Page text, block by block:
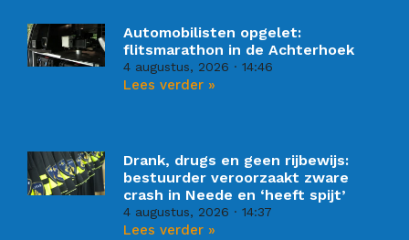
Automobilisten opgelet:
flitsmarathon in de Achterhoek
4 augustus, 2026 14:46
Lees verder »
Drank, drugs en geen rijbewijs:
bestuurder veroorzaakt zware
crash in Neede en ‘heeft spijt’
4 augustus, 2026 14:37
Lees verder »